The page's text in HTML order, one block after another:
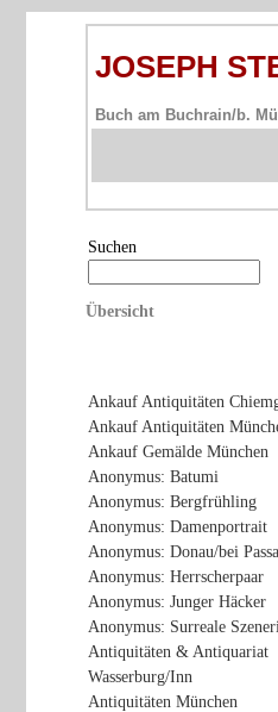
JOSEPH
Buch am Buchrain/b.
Suchen
Übersicht
Ankauf Antiquitäten
Ankauf Antiquitäten
Ankauf Gemälde München
Anonymus: Batumi
Anonymus: Bergfrühling
Anonymus: Damenportrait
Anonymus: Donau/bei
Anonymus: Herrscherpaar
Anonymus: Junger Häcker
Anonymus: Surreale
Antiquitäten & Antiquariat
Wasserburg/Inn
Antiquitäten München